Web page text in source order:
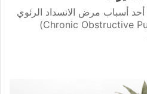
أسباب مرض الانسداد الرئوي
المزمن (Chronic Obstructive Pulmonary Disease)